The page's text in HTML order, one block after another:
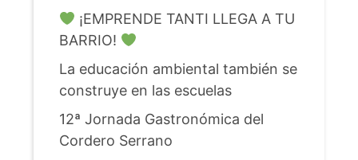
¡EMPRENDE TANTI LLEGA A TU
BARRIO!
La educación ambiental también se
construye en las escuelas
12ª Jornada Gastronómica del
Cordero Serrano